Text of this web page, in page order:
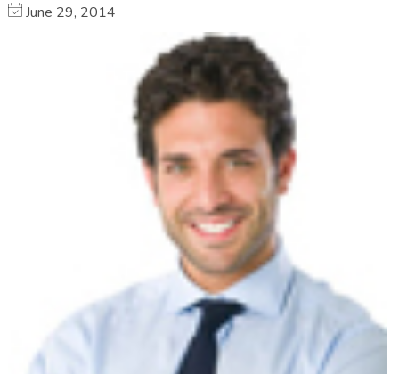
June 29, 2014